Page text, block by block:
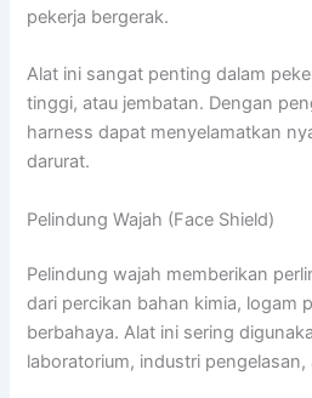
pekerja bergerak.
Alat ini sangat penting dalam
tinggi, atau jembatan. Dengan
harness dapat menyelamatkan
darurat.
Pelindung Wajah (Face Shield)
Pelindung wajah memberikan
dari percikan bahan kimia, logam
berbahaya. Alat ini sering
laboratorium, industri pengelasan,